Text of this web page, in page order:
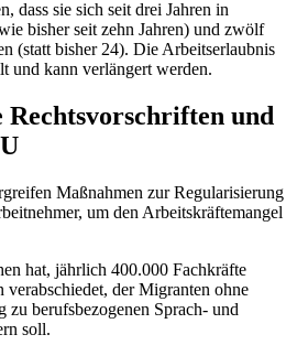
dass sie sich seit drei Jahren in
bisher seit zehn Jahren) und zwölf
(statt bisher 24). Die Arbeitserlaubnis
und kann verlängert werden.
und
Maßnahmen zur Regularisierung
um den Arbeitskräftemangel
hat, jährlich 400.000 Fachkräfte
verabschiedet, der Migranten ohne
zu berufsbezogenen Sprach- und
soll.